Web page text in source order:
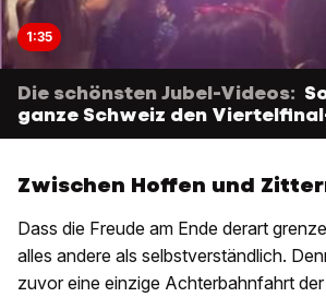
1:35
Die schönsten Jubel-Videos:
ganze Schweiz den
Zwischen Hoffen und
Dass die Freude am Ende derart
alles andere als selbstverständlich.
zuvor eine einzige Achterbahnfahrt